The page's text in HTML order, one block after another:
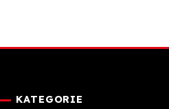
KATEGORIE